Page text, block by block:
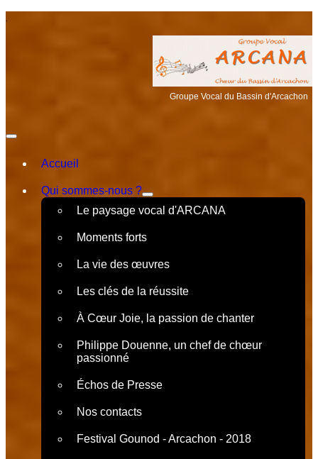
Groupe Vocal du Bassin d'Arcachon
Accueil
Qui sommes-nous ?
Le paysage vocal d'ARCANA
Moments forts
La vie des œuvres
Les clés de la réussite
À Cœur Joie, la passion de chanter
Philippe Douenne, un chef de chœur
passionné
Échos de Presse
Nos contacts
Festival Gounod - Arcachon - 2018